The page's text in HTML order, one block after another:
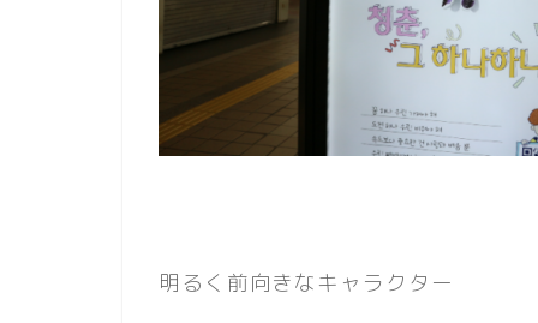
明るく前向きなキャラクター